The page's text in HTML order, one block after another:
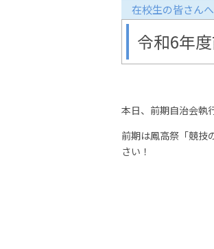
在校生の皆さんへ
令和6年
本日、前期自治会執
前期は鳳高祭「競技
さい！